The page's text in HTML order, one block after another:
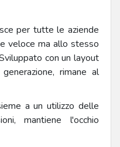
per tutte le aziende
veloce ma allo stesso
con un layout
rimane al
a un utilizzo delle
mantiene l'occhio